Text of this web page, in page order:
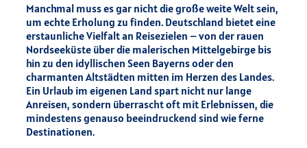
Manchmal muss es gar nicht die große weite Welt sein,
um echte Erholung zu finden. Deutschland bietet eine
erstaunliche Vielfalt an Reisezielen – von der rauen
Nordseeküste über die malerischen Mittelgebirge bis
hin zu den idyllischen Seen Bayerns oder den
charmanten Altstädten mitten im Herzen des Landes.
Ein Urlaub im eigenen Land spart nicht nur lange
Anreisen, sondern überrascht oft mit Erlebnissen, die
mindestens genauso beeindruckend sind wie ferne
Destinationen.